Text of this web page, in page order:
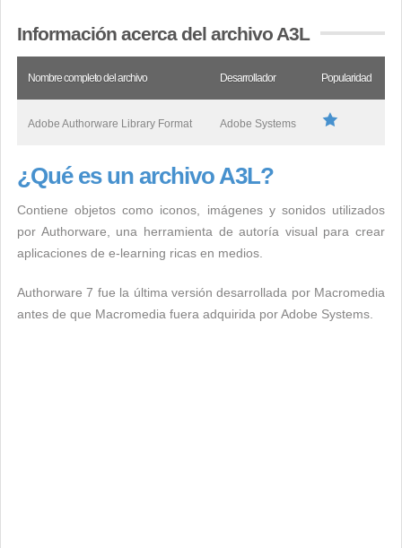
Información acerca del archivo A3L
Nombre completo del archivo Desarrollador Popularidad
Adobe Authorware Library Format Adobe Systems
¿Qué es un archivo A3L?
Contiene objetos como iconos, imágenes y sonidos utilizados
por Authorware, una herramienta de autoría visual para crear
aplicaciones de e-learning ricas en medios.
Authorware 7 fue la última versión desarrollada por Macromedia
antes de que Macromedia fuera adquirida por Adobe Systems.